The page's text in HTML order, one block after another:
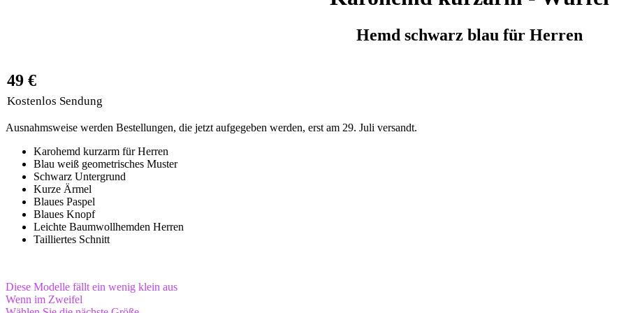
Hemd schwarz blau für Herren
49 €
Kostenlos Sendung
Ausnahmsweise werden Bestellungen, die jetzt aufgegeben werden, erst am 29. Juli versandt.
Karohemd kurzarm für Herren
Blau weiß geometrisches Muster
Schwarz Untergrund
Kurze Ärmel
Blaues Paspel
Blaues Knopf
Leichte Baumwollhemden Herren
Tailliertes Schnitt
Diese Modelle fällt ein wenig klein aus
Wenn im Zweifel